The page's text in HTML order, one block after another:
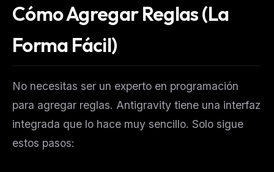
Cómo Agregar Reglas (La
Forma Fácil)
No necesitas ser un experto en programación
para agregar reglas. Antigravity tiene una interfaz
integrada que lo hace muy sencillo. Solo sigue
estos pasos: